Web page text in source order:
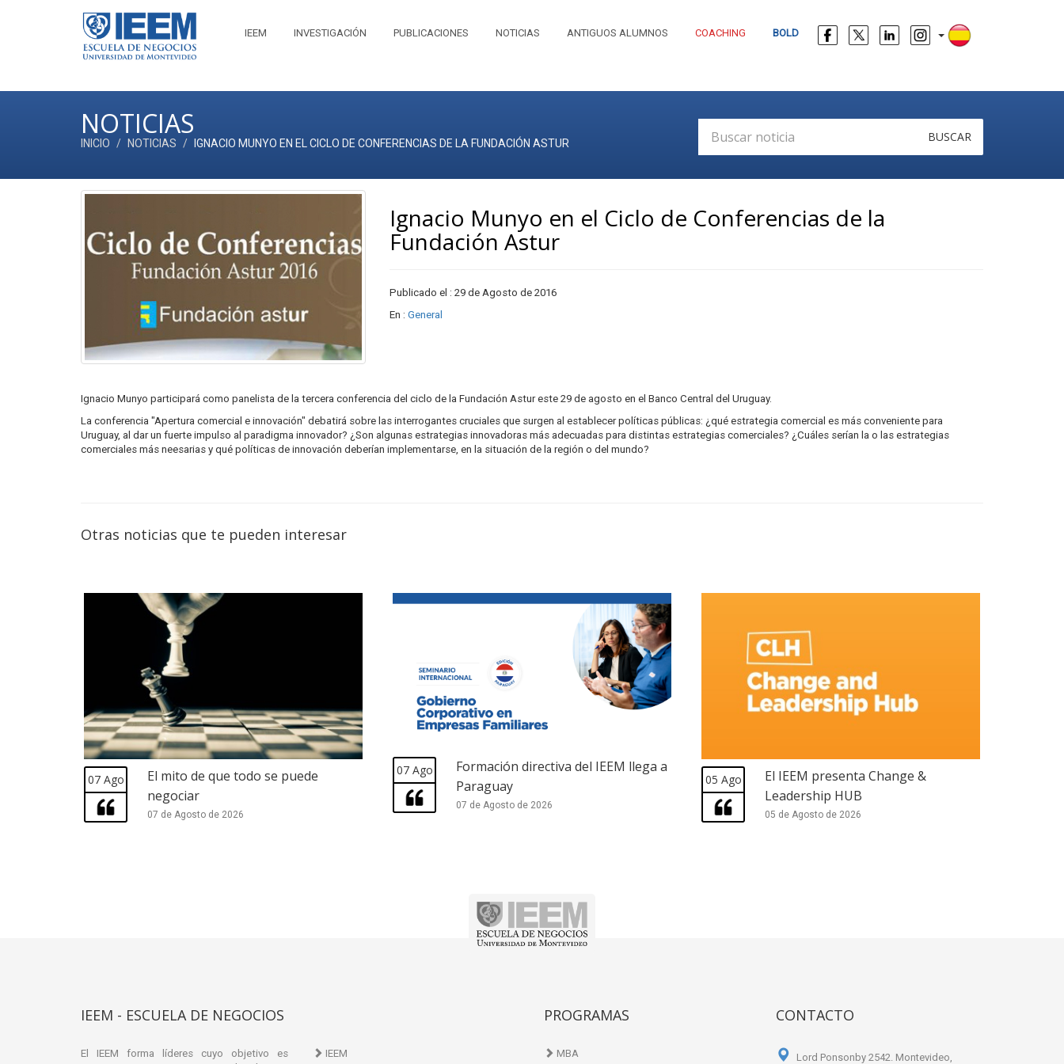
IEEM INVESTIGACIÓN PUBLICACIONES NOTICIAS ANTIGUOS ALUMNOS COACHING BOLD
NOTICIAS
INICIO NOTICIAS IGNACIO MUNYO EN EL CICLO DE CONFERENCIAS DE LA FUNDACIÓN ASTUR BUSCAR
Ignacio Munyo en el Ciclo de Conferencias de la
Fundación Astur
Publicado el : 29 de Agosto de 2016
En : General
Ignacio Munyo participará como panelista de la tercera conferencia del ciclo de la Fundación Astur este 29 de agosto en el Banco Central del Uruguay.
La conferencia "Apertura comercial e innovación" debatirá sobre las interrogantes cruciales que surgen al establecer políticas públicas: ¿qué estrategia comercial es más conveniente para
Uruguay, al dar un fuerte impulso al paradigma innovador? ¿Son algunas estrategias innovadoras más adecuadas para distintas estrategias comerciales? ¿Cuáles serían la o las estrategias
comerciales más neesarias y qué políticas de innovación deberían implementarse, en la situación de la región o del mundo?
Otras noticias que te pueden interesar
07 Ago
El mito de que todo se puede
negociar
07 de Agosto de 2026
07 Ago
Formación directiva del IEEM llega a
Paraguay
07 de Agosto de 2026
05 Ago
El IEEM presenta Change &
Leadership HUB
05 de Agosto de 2026
IEEM - ESCUELA DE NEGOCIOS
El IEEM forma líderes cuyo objetivo es
IEEM
PROGRAMAS
MBA
CONTACTO
Lord Ponsonby 2542. Montevideo,